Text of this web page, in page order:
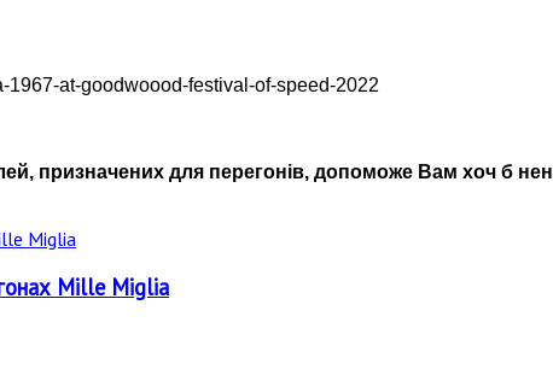
призначених для перегонів, допоможе Вам хоч б
Mille Miglia